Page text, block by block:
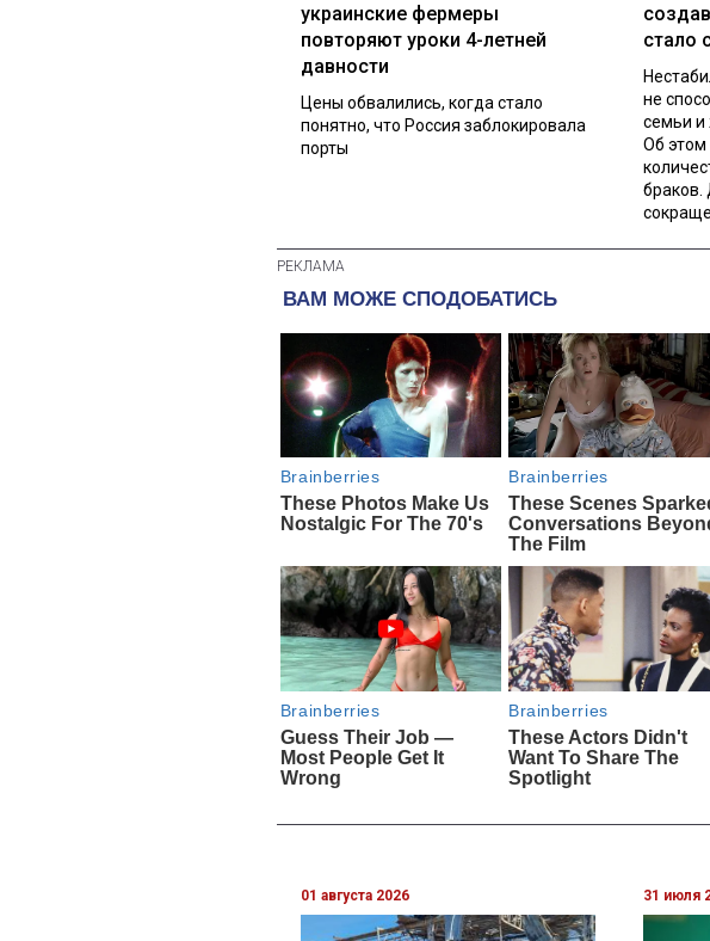
украинские фермеры
повторяют уроки 4-летней
давности
Цены обвалились, когда стало
понятно, что Россия заблокировала
порты
стало
не
семьи и
Об этом
браков.
01 августа 2026 31 июля